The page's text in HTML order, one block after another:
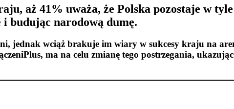
aż 41% uważa, że Polska pozostaje w
budując narodową dumę.​
jednak wciąż brakuje im wiary w sukcesy kraju na
ma na celu zmianę tego postrzegania,